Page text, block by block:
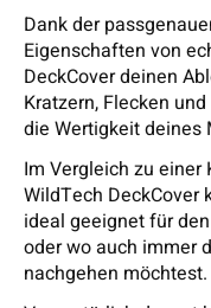
Dank der
Eigenschaften von
DeckCover deinen
Kratzern, Flecken
die Wertigkeit deines
Im Vergleich zu
WildTech DeckCover
ideal geeignet für
oder wo auch immer
nachgehen möchtest.